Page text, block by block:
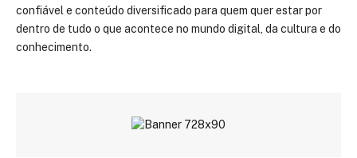
confiável e conteúdo diversificado para quem quer estar por
dentro de tudo o que acontece no mundo digital, da cultura e do
conhecimento.